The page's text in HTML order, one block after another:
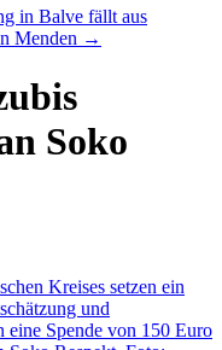
in Balve fällt aus
Menden →
Soko